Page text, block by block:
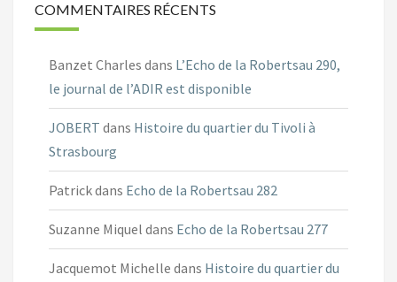
COMMENTAIRES RÉCENTS
Banzet Charles dans L’Echo de la Robertsau 290,
le journal de l’ADIR est disponible
JOBERT dans Histoire du quartier du Tivoli à
Strasbourg
Patrickdans Echo de la Robertsau 282
Suzanne Miquel dans Echo de la Robertsau 277
Jacquemot Michelle dans Histoire du quartier du